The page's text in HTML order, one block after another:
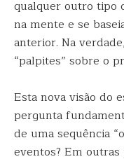
qualquer outro tipo
na mente e se
anterior. Na
“palpites” sobre o
Esta nova visão do
pergunta
de uma sequência
eventos? Em